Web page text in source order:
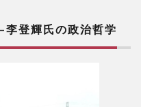
登輝氏の政治哲学